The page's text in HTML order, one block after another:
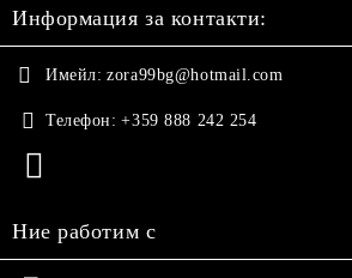
Информация за контакти:
Имейл: zora99bg@hotmail.com
Телефон: +359 888 242 254
Ние работим с